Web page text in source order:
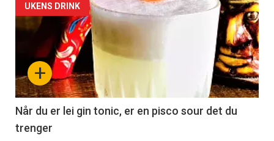
+
UKENS DRINK
Når du er lei gin tonic, er en pisco sour det du
trenger